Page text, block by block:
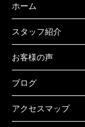
ホーム
スタッフ紹介
お客様の声
ブログ
アクセスマップ